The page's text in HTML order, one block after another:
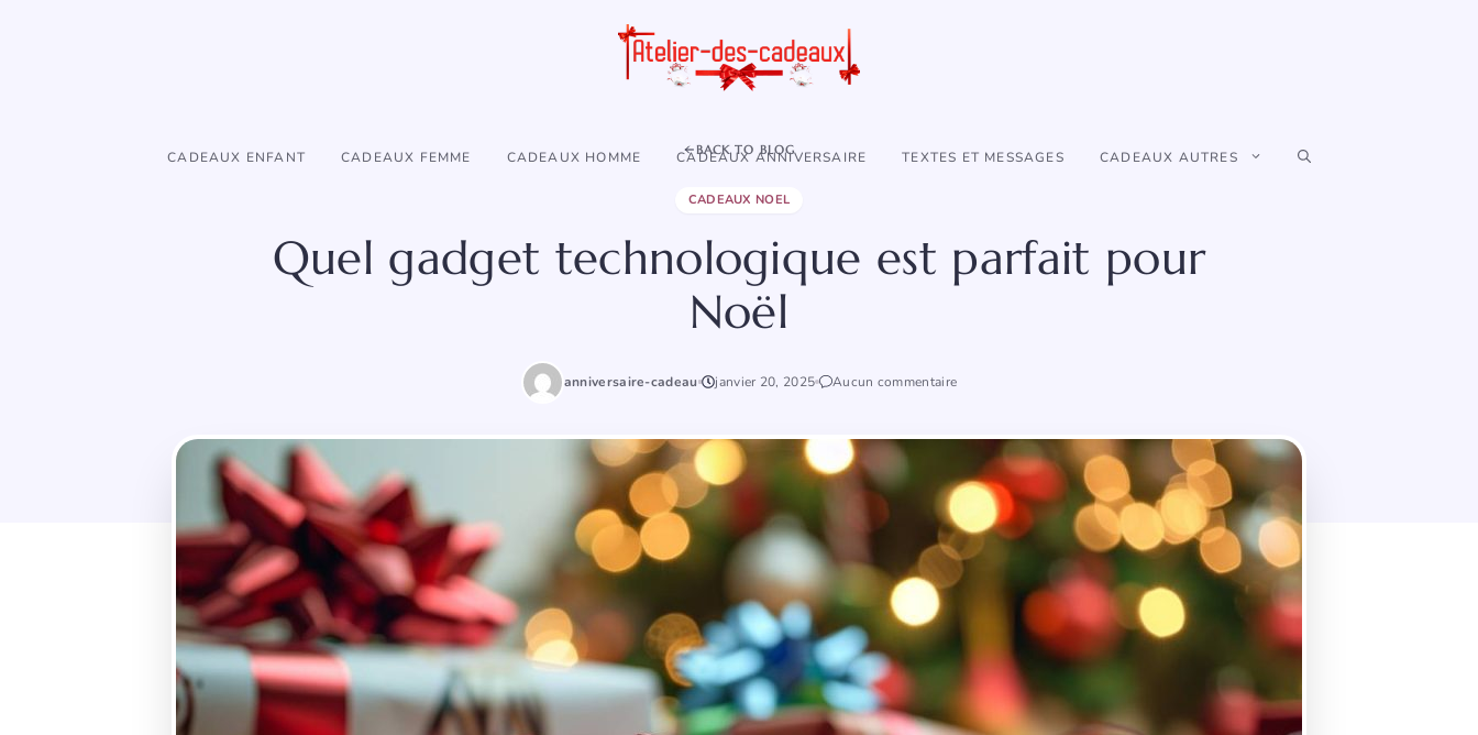
CADEAUX ENFANT CADEAUX FEMME CADEAUX HOMME CADEAUX ANNIVERSAIRE TEXTES ET MESSAGES CADEAUX AUTRES
BACK TO BLOG
CADEAUX NOEL
Quel gadget technologique est parfait pour
Noël
anniversaire-cadeau janvier 20, 2025 Aucun commentaire